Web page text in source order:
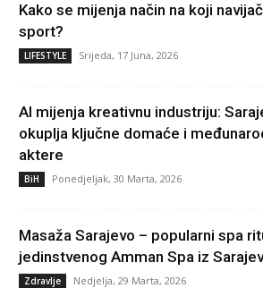
Kako se mijenja način na koji
sport?
LIFESTYLE Srijeda, 17 Juna, 2026
AI mijenja kreativnu industriju:
okuplja ključne domaće i
aktere
BiH Ponedjeljak, 30 Marta, 2026
Masaža Sarajevo – popularni spa
jedinstvenog Amman Spa iz
Zdravlje Nedjelja, 29 Marta, 2026